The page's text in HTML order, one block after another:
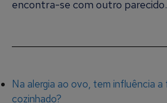
encontra-se com outro parecido.
Na alergia ao ovo, tem influência
cozinhado?